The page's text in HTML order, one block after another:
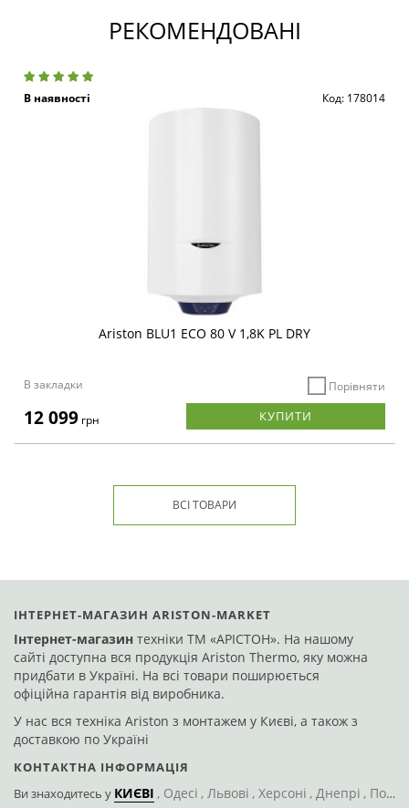
РЕКОМЕНДОВАНІ
В наявності Код: 178014
Ariston BLU1 ECO 80 V 1,8K PL DRY
В закладки Порівняти
12 099 грн КУПИТИ
Ariston VLS EVO 80
Порівняти
ВСІ ТОВАРИ
ІНТЕРНЕТ-МАГАЗИН ARISTON-MARKET
Інтернет-магазин техніки ТМ «АРІСТОН». На нашому
сайті доступна вся продукція Ariston Thermo, яку можна
придбати в Україні. На всі товари поширюється
офіційна гарантія від виробника.
У нас вся техніка Ariston з монтажем у Києві, а також з
доставкою по Україні
КОНТАКТНА ІНФОРМАЦІЯ
Ви знаходитесь у КИЄВІ Одесі Львові Херсоні Днепрі
Полтаві